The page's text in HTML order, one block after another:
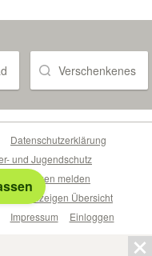
Verschenkenes
Datenschutzerklärung
und Jugendschutz
melden
Anzeigen Übersicht
Impressum Einloggen